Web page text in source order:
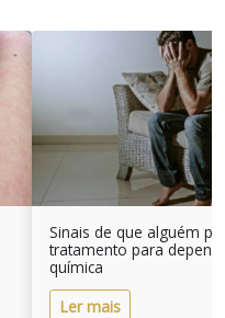
Sinais de que alguém
tratamento para
química
Ler mais